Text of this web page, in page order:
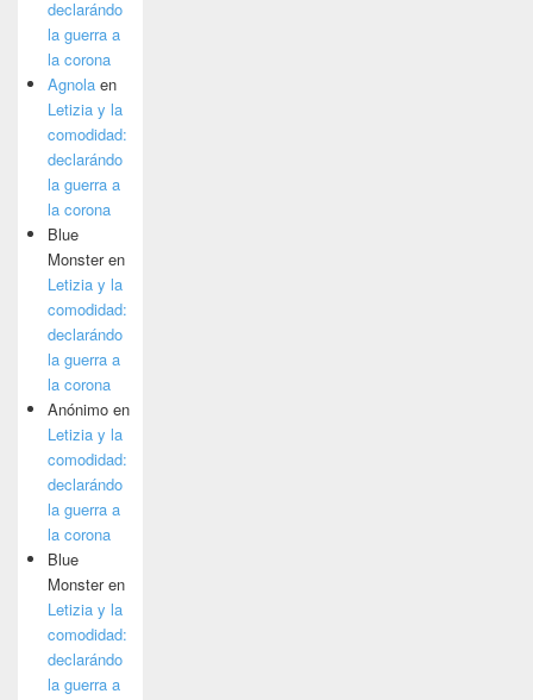
declarándo
la guerra a
la corona
Agnola en
Letizia y la
comodidad:
declarándo
la guerra a
la corona
Blue
Monsteren
Letizia y la
comodidad:
declarándo
la guerra a
la corona
Anónimo en
Letizia y la
comodidad:
declarándo
la guerra a
la corona
Blue
Monsteren
Letizia y la
comodidad:
declarándo
la guerra a